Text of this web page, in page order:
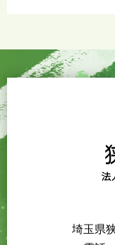
埼玉県